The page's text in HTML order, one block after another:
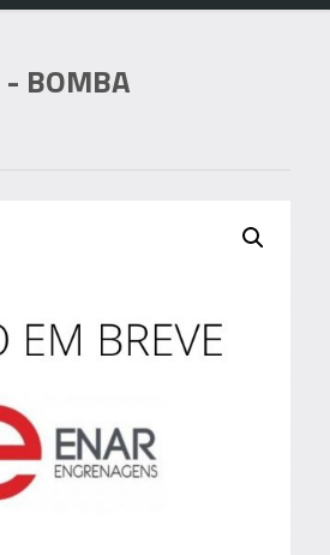
- BOMBA